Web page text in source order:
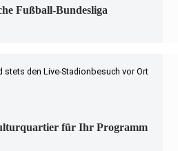
Fußball-Bundesliga
stets den Live-Stadionbesuch vor Ort
für Ihr Programm